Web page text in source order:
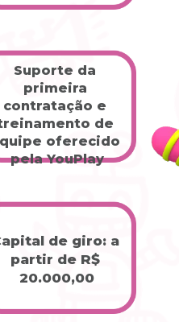
Suporte da
primeira
contratação e
de
oferecido
pela YouPlay
de giro: a
partir de R$
20.000,00